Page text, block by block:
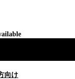
向け